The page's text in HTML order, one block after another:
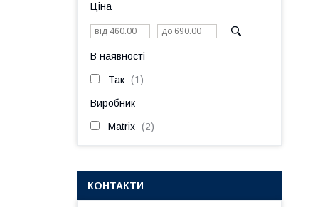
Ціна
В наявності
Так 1
Виробник
Matrix 2
КОНТАКТИ